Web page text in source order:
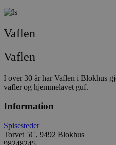
Vaflen
Vaflen
I over 30 år har Vaflen i Blokhus
vafler og hjemmelavet guf.
Information
Spisesteder
Torvet 5C, 9492 Blokhus